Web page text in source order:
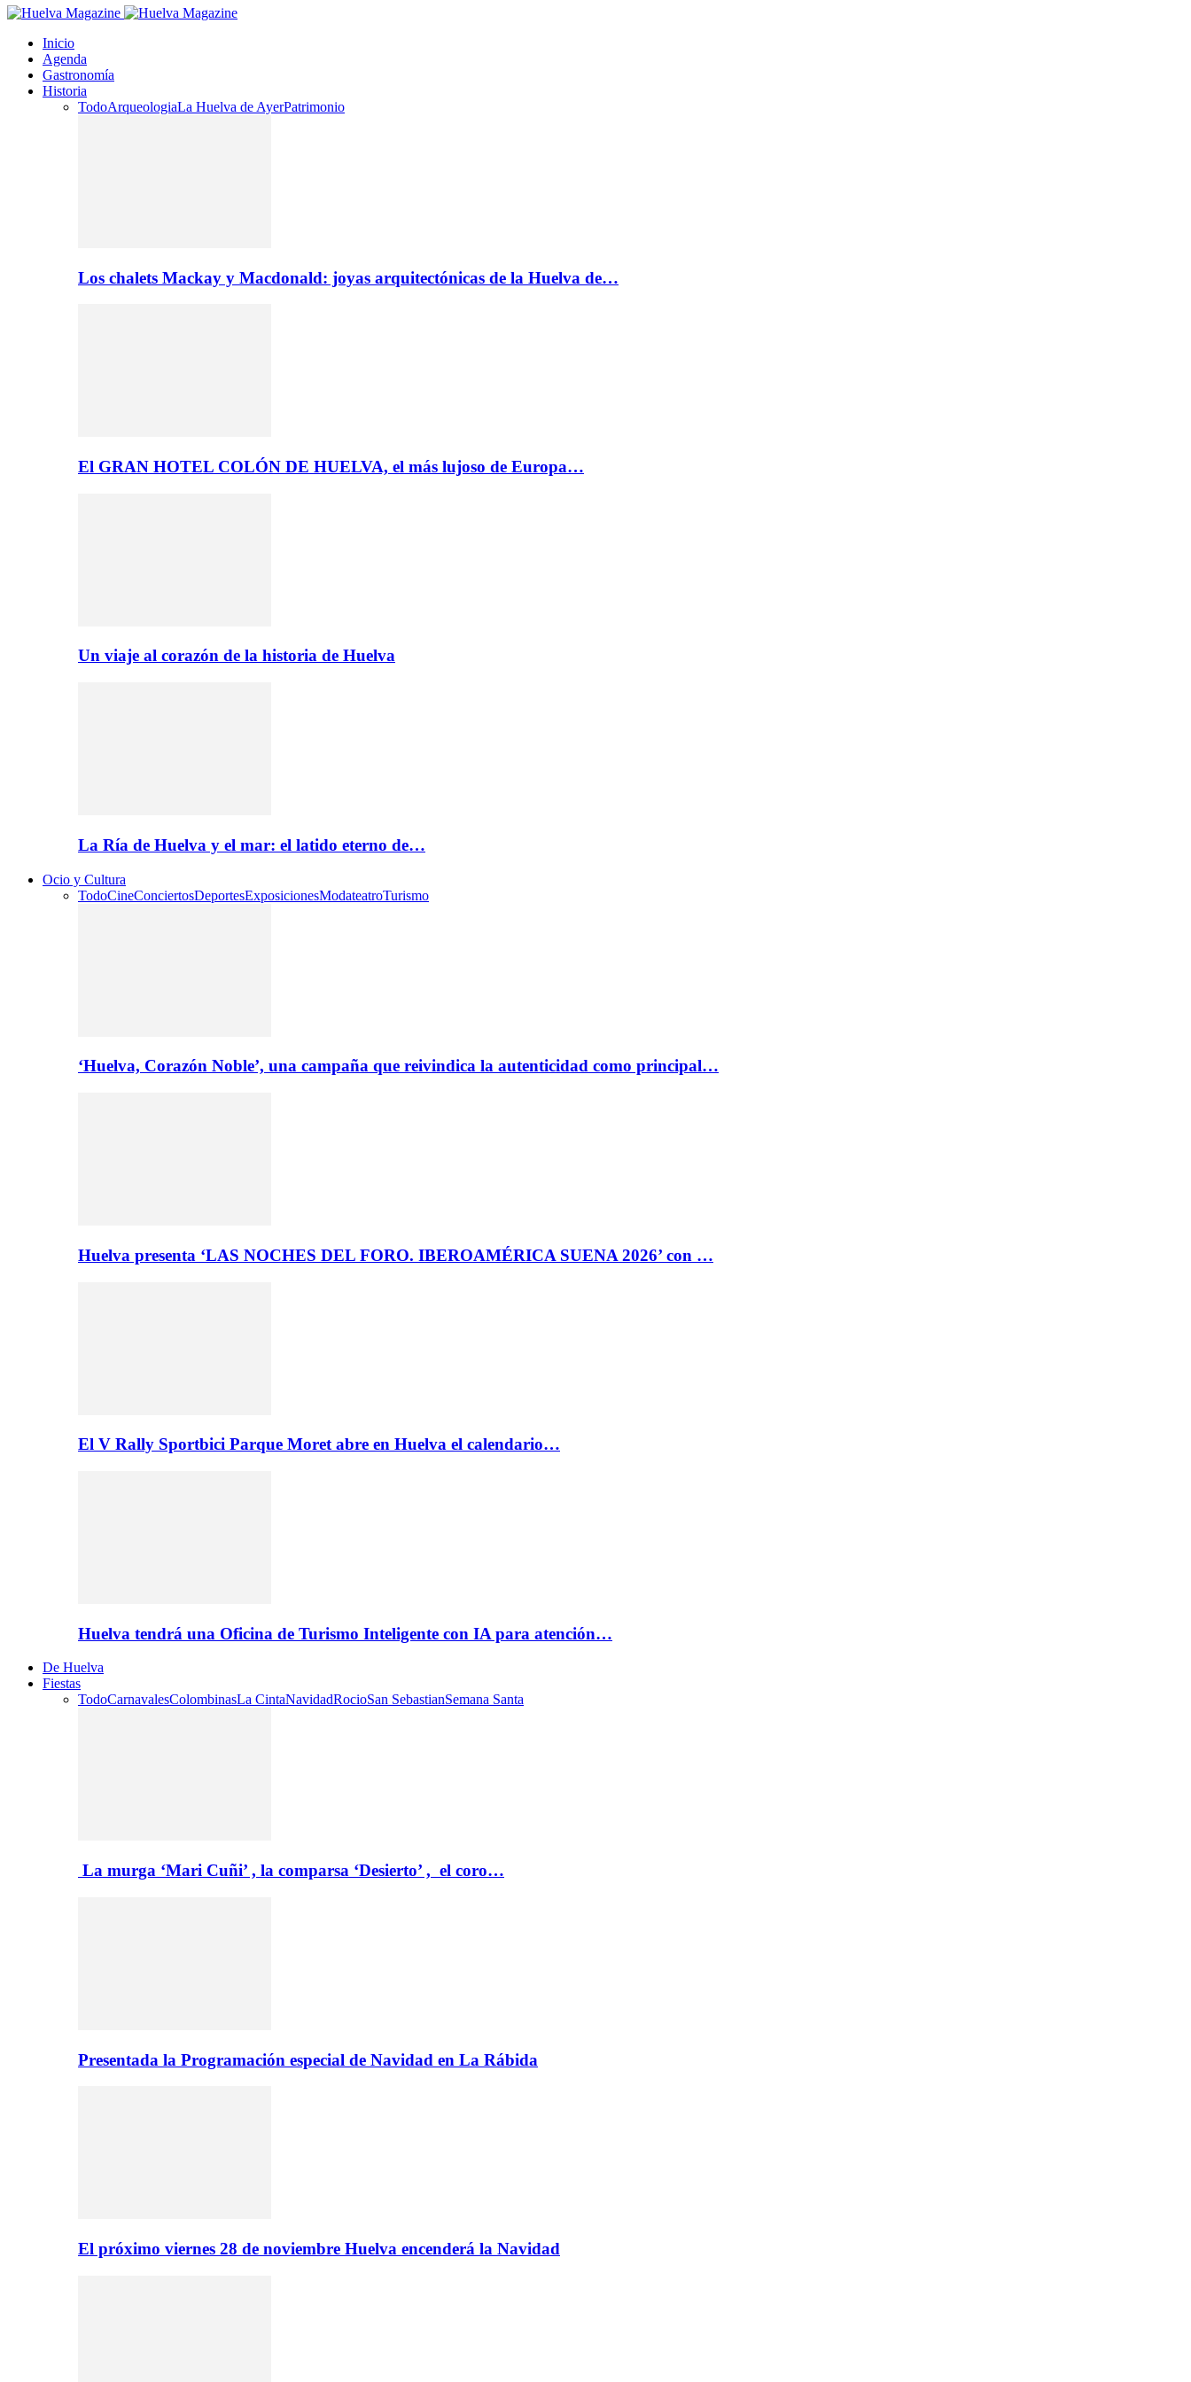
Inicio
Agenda
Gastronomía
Historia
TodoArqueologiaLa Huelva de AyerPatrimonio
Los chalets Mackay y Macdonald: joyas arquitectónicas de la Huelva de…
El GRAN HOTEL COLÓN DE HUELVA, el más lujoso de Europa…
Un viaje al corazón de la historia de Huelva
La Ría de Huelva y el mar: el latido eterno de…
Ocio y Cultura
TodoCineConciertosDeportesExposicionesModateatroTurismo
‘Huelva, Corazón Noble’, una campaña que reivindica la autenticidad como principal…
Huelva presenta ‘LAS NOCHES DEL FORO. IBEROAMÉRICA SUENA 2026’ con …
El V Rally Sportbici Parque Moret abre en Huelva el calendario…
Huelva tendrá una Oficina de Turismo Inteligente con IA para atención…
De Huelva
Fiestas
TodoCarnavalesColombinasLa CintaNavidadRocioSan SebastianSemana Santa
La murga ‘Mari Cuñi’ , la comparsa ‘Desierto’ , el coro…
Presentada la Programación especial de Navidad en La Rábida
El próximo viernes 28 de noviembre Huelva encenderá la Navidad